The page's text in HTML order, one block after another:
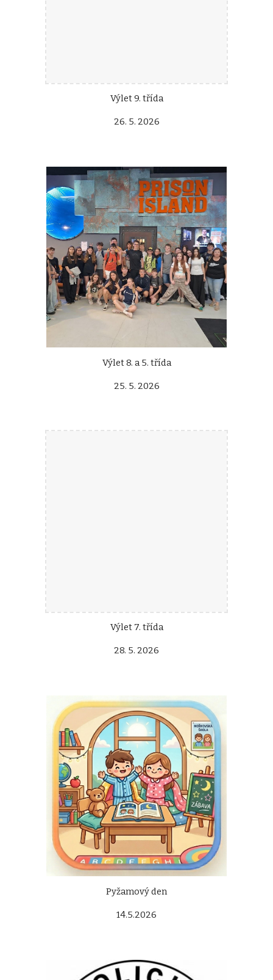
Výlet 9. třída
26. 5. 2026
Výlet 8. a 5. třída
25. 5. 2026
Výlet 7. třída
28. 5. 2026
Pyžamový den
14.5.2026